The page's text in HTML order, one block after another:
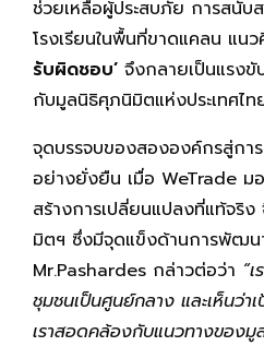
ช่วยเหลือผู้ประสบภัย การสนั
โรงเรียนในพื้นที่ขาดแคลน แน
รับผิดชอบ’ จึงกลายเป็นแรง
กับมูลนิธิศุภนิมิตแห่งประเทศไท
จุดบรรจบของสององค์กรสู่กา
อย่างยั่งยืน เมื่อ WeTrade มอ
สร้างการเปลี่ยนแปลงที่แท้จริ
มิตฯ ซึ่งมีจุดแข็งด้านการพัฒน
Mr.Pashardes กล่าวต่อว่า “
ชุมชนเป็นศูนย์กลาง และเห็นว่า
เราสอดคล้องกับแนวทางของ